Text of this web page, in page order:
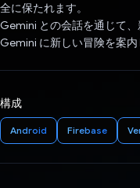
全に保たれます。
Gemini との会話を通じて、
Gemini に新しい冒険を案内
構成
Android Firebase